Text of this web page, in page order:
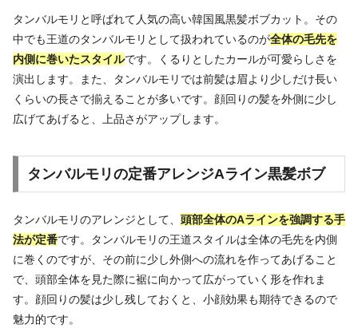
タンバルモリと呼ばれて人気の高い韓国風黒髪ボブカット。その
中でも王道のタンバルモリとして扱われているのが全体の毛先を
内側に巻いたスタイルです。くるりとしたカールが可愛らしさを
演出します。また、タンバルモリでは前髪は眉より少しだけ長い
くらいの長さで揃えることが多いです。顔回りの髪を外側に少し
広げてあげると、上品さがアップします。
タンバルモリの定番アレンジAライン黒髪ボブ
タンバルモリのアレンジとして、 頭部全体のAラインを強調する手
法が定番です。タンバルモリの王道スタイルは全体の毛先を内側
に巻くのですが、その前に少し外側への流れを作ってあげること
で、頭部全体を見た際に裾に向かって広がっていく形を作れま
す。顔回りの髪は少し残しておくと、小顔効果も期待できるので
魅力的です。